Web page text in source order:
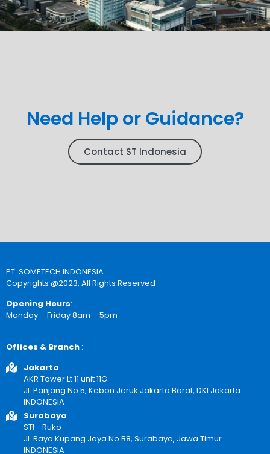
Need Help or Guidance?
Contact ST Indonesia
PT. SOMETECH INDONESIA
Copyrights @2023, All Rights Reserved
Opening Hours:
Monday – Friday 8am – 5pm
Offices & Branch :
Jakarta
AKR Tower Lt 11 unit 11G
Jl. Panjang No.5, Kebon Jeruk Jakarta Barat, DKI Jakarta
INDONESIA
Surabaya
STI - Ruko
Jl. Raya Kupang Jaya No.B8, Surabaya, Jawa Timur
INDONESIA